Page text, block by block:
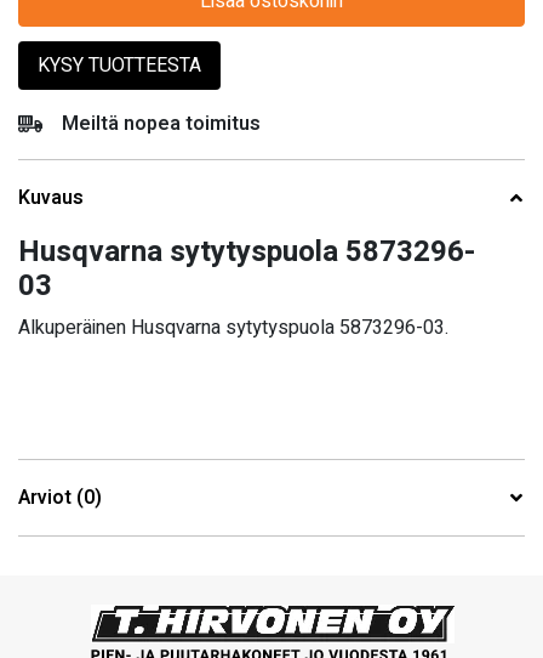
KYSY TUOTTEESTA
Meiltä nopea toimitus
Kuvaus
Husqvarna sytytyspuola 5873296-
03
Alkuperäinen Husqvarna sytytyspuola 5873296-03.
Arviot (0)